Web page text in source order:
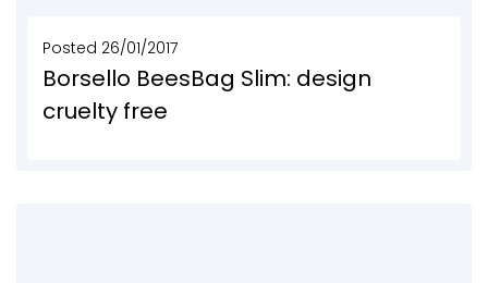
Posted 26/01/2017
Borsello BeesBag Slim: design
cruelty free